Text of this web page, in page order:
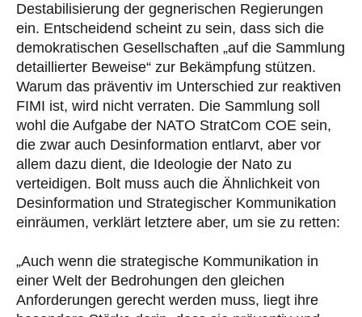
Destabilisierung der gegnerischen Regierungen
ein. Entscheidend scheint zu sein, dass sich die
demokratischen Gesellschaften „auf die Sammlung
detaillierter Beweise“ zur Bekämpfung stützen.
Warum das präventiv im Unterschied zur reaktiven
FIMI ist, wird nicht verraten. Die Sammlung soll
wohl die Aufgabe der NATO StratCom COE sein,
die zwar auch Desinformation entlarvt, aber vor
allem dazu dient, die Ideologie der Nato zu
verteidigen. Bolt muss auch die Ähnlichkeit von
Desinformation und Strategischer Kommunikation
einräumen, verklärt letztere aber, um sie zu retten:
„Auch wenn die strategische Kommunikation in
einer Welt der Bedrohungen den gleichen
Anforderungen gerecht werden muss, liegt ihre